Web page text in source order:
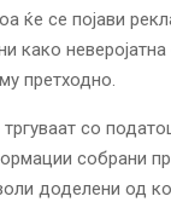
ќе се појави
како неверојатна
претходно.
со
собрани
доделени од